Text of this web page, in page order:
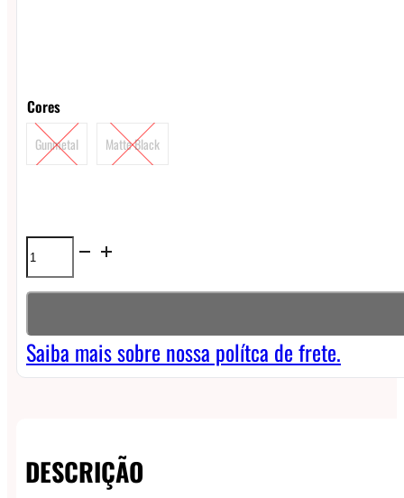
Cores
Gunmetal Matte Black
Atomizador
Hellvape
Rabbit
M
Saiba mais sobre nossa polítca de frete.
DESCRIÇÃO